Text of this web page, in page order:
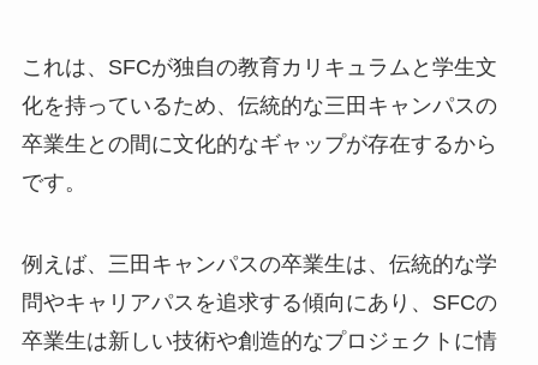
これは、SFCが独自の教育カリキュラムと学生文
化を持っているため、伝統的な三田キャンパスの
卒業生との間に文化的なギャップが存在するから
です。
例えば、三田キャンパスの卒業生は、伝統的な学
問やキャリアパスを追求する傾向にあり、SFCの
卒業生は新しい技術や創造的なプロジェクトに情